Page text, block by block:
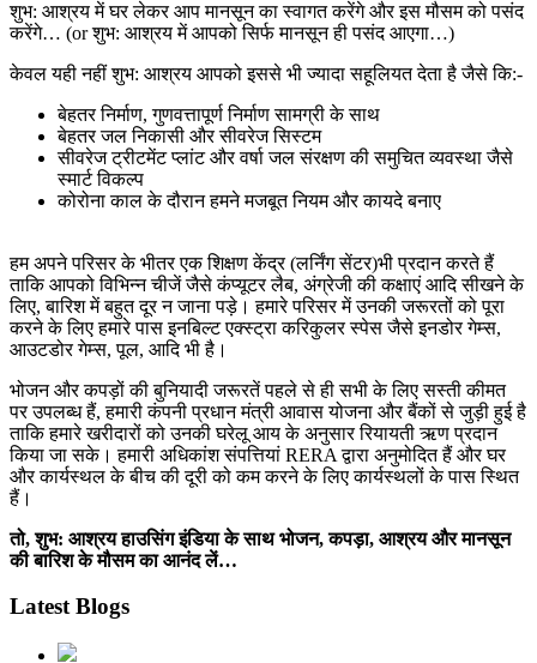
शुभ: आश्रय में घर लेकर आप मानसून का स्वागत करेंगे और इस मौसम को पसंद
करेंगे… (or शुभ: आश्रय में आपको सिर्फ मानसून ही पसंद आएगा…)
केवल यही नहीं शुभ: आश्रय आपको इससे भी ज्यादा सहूलियत देता है जैसे कि:-
बेहतर निर्माण, गुणवत्तापूर्ण निर्माण सामग्री के साथ
बेहतर जल निकासी और सीवरेज सिस्टम
सीवरेज ट्रीटमेंट प्लांट और वर्षा जल संरक्षण की समुचित व्यवस्था जैसे
स्मार्ट विकल्प
कोरोना काल के दौरान हमने मजबूत नियम और कायदे बनाए
हम अपने परिसर के भीतर एक शिक्षण केंद्र (लर्निंग सेंटर)भी प्रदान करते हैं
ताकि आपको विभिन्न चीजें जैसे कंप्यूटर लैब, अंग्रेजी की कक्षाएं आदि सीखने के
लिए, बारिश में बहुत दूर न जाना पड़े। हमारे परिसर में उनकी जरूरतों को पूरा
करने के लिए हमारे पास इनबिल्ट एक्स्ट्रा करिकुलर स्पेस जैसे इनडोर गेम्स,
आउटडोर गेम्स, पूल, आदि भी है।
भोजन और कपड़ों की बुनियादी जरूरतें पहले से ही सभी के लिए सस्ती कीमत
पर उपलब्ध हैं, हमारी कंपनी प्रधान मंत्री आवास योजना और बैंकों से जुड़ी हुई है
ताकि हमारे खरीदारों को उनकी घरेलू आय के अनुसार रियायती ऋण प्रदान
किया जा सके। हमारी अधिकांश संपत्तियां RERA द्वारा अनुमोदित हैं और घर
और कार्यस्थल के बीच की दूरी को कम करने के लिए कार्यस्थलों के पास स्थित
हैं।
तो,शुभ: आश्रय हाउसिंग इंडिया के साथ भोजन,कपड़ा, आश्रय और मानसून
की बारिश के मौसम का आनंद लें…
Latest Blogs